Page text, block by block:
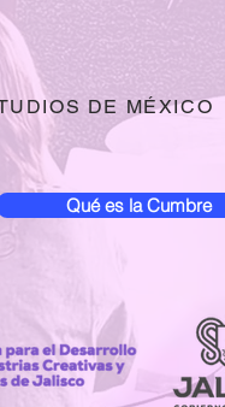
DE MÉXICO
Qué es la Cumbre